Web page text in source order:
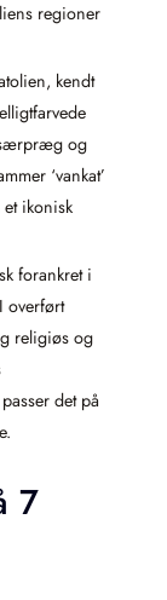
regioner
kendt
og
‘vankat’
et ikonisk
forankret i
overført
religiøs og
det på
7